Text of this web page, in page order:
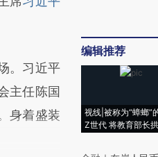
而成，
。习近平
主任陈国
身着盛装
编辑推荐
视线|被称为“蟑螂”
Z世代 将教育部长